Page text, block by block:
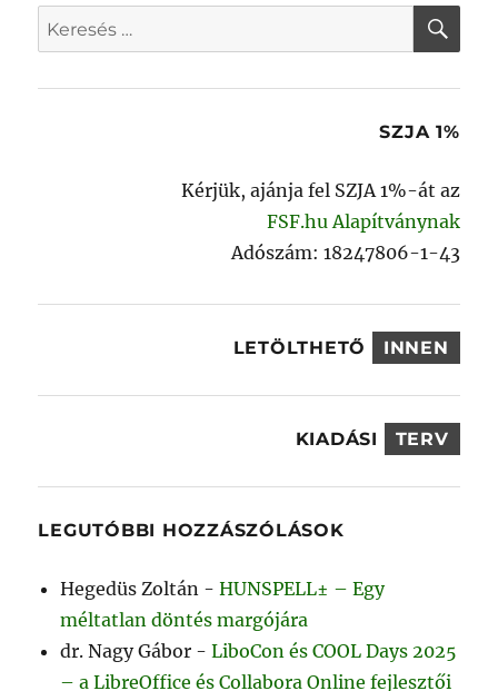
Keresés
a
SZJA 1%
Kérjük, ajánja fel SZJA 1%-át az
FSF.hu Alapítványnak
Adószám: 18247806-1-43
LETÖLTHETŐ INNEN
KIADÁSI TERV
LEGUTÓBBI HOZZÁSZÓLÁSOK
Hegedüs Zoltán -HUNSPELL± – Egy
méltatlan döntés margójára
dr. Nagy Gábor -LiboCon és COOL Days 2025
– a LibreOffice és Collabora Online fejlesztői